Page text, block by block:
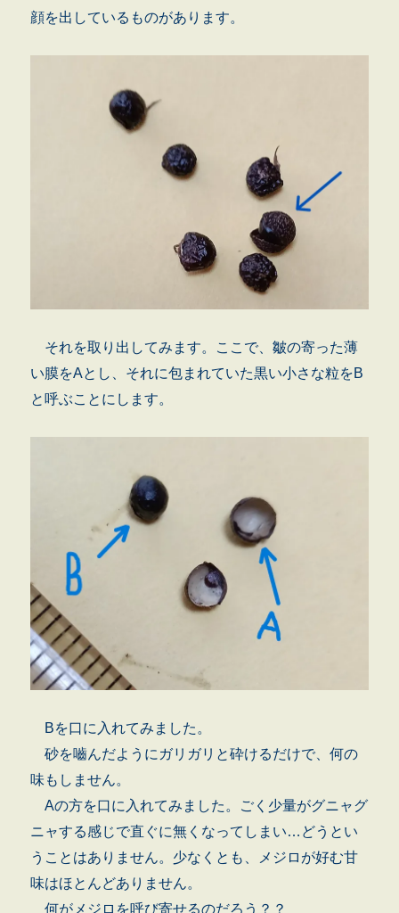
顔を出しているものがあります。
それを取り出してみます。ここで、皺の寄った薄
い膜をAとし、それに包まれていた黒い小さな粒をB
と呼ぶことにします。
Bを口に入れてみました。
砂を嚙んだようにガリガリと砕けるだけで、何の
味もしません。
Aの方を口に入れてみました。ごく少量がグニャグ
ニャする感じで直ぐに無くなってしまい…どうとい
うことはありません。少なくとも、メジロが好む甘
味はほとんどありません。
何がメジロを呼び寄せるのだろう？？